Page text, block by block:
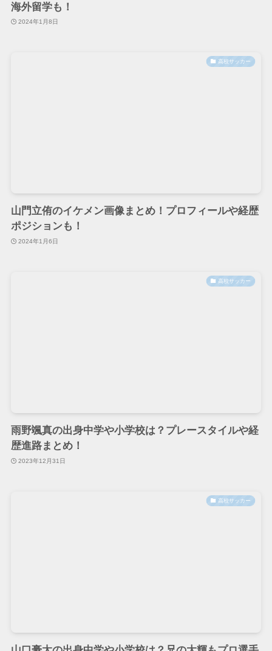
海外留学も！
2024年1月8日
高校サッカー
山門立侑のイケメン画像まとめ！プロフィールや経歴
ポジションも！
2024年1月6日
高校サッカー
雨野颯真の出身中学や小学校は？プレースタイルや経
歴進路まとめ！
2023年12月31日
高校サッカー